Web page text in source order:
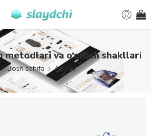
metodlari va o‘qitish shakllari
Bosh sahifa Asosiy